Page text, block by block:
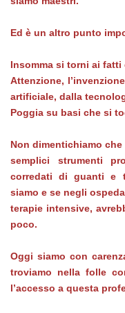
Ed è un altro punto
Insomma si torni ai fatti
Attenzione,
artificiale, dalla
Poggia su basi che si
Non dimentichiamo
semplici strumenti
corredati di guanti e
siamo e se negli
terapie intensive,
poco.
Oggi siamo con
troviamo nella folle
l’accesso a questa